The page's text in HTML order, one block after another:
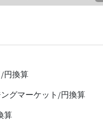
/円換算
ングマーケット/円換算
算